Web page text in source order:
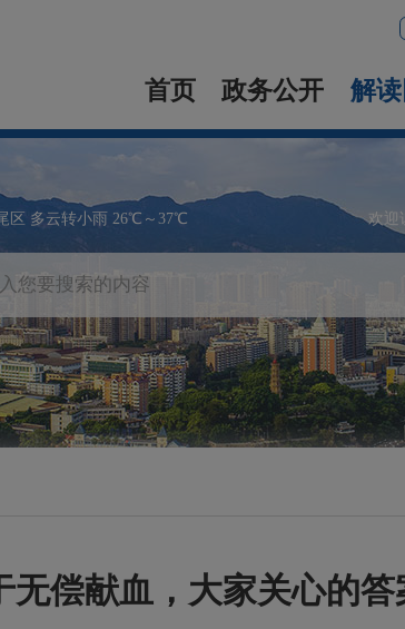
首页 政务公开 解
区 多云转小雨 26℃～37℃ 欢迎
无偿献血，大家关心的答